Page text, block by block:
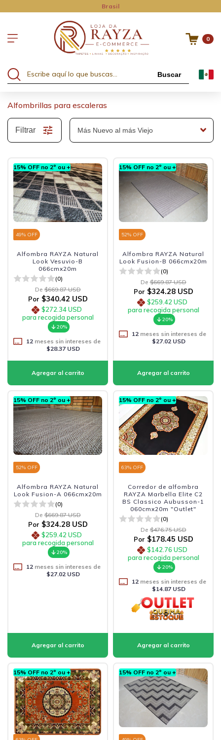
Brasil
0
Buscar
Alfombrillas para escaleras
Filtrar
15% OFF no 2º ou +
49% OFF
Alfombra RAYZA Natural
Look Vesuvio-B
066cmx20m
(0)
De $669.87 USD
Por $340.42 USD
$272.34 USD
para recogida personal
20%
12meses sin intereses de
$28.37 USD
15% OFF no 2º ou +
52% OFF
Alfombra RAYZA Natural
Look Fusion-B 066cmx20m
(0)
De $669.87 USD
Por $324.28 USD
$259.42 USD
para recogida personal
20%
12meses sin intereses de
$27.02 USD
15% OFF no 2º ou +
52% OFF
Alfombra RAYZA Natural
Look Fusion-A 066cmx20m
(0)
De $669.87 USD
Por $324.28 USD
$259.42 USD
para recogida personal
20%
12meses sin intereses de
$27.02 USD
15% OFF no 2º ou +
63% OFF
Corredor de alfombra
RAYZA Marbella Elite C2
BS Classico Aubusson-1
060cmx20m "Outlet"
(0)
De $476.75 USD
Por $178.45 USD
$142.76 USD
para recogida personal
20%
12meses sin intereses de
$14.87 USD
15% OFF no 2º ou + 15% OFF no 2º ou +